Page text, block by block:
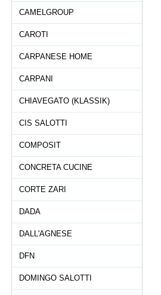
CAMELGROUP
CAROTI
CARPANESE HOME
CARPANI
CHIAVEGATO (KLASSIK)
CIS SALOTTI
COMPOSIT
CONCRETA CUCINE
CORTE ZARI
DADA
DALL'AGNESE
DFN
DOMINGO SALOTTI